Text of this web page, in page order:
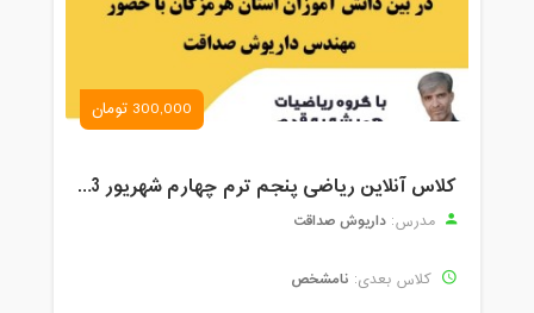
300,000 تومان
کلاس آنلاین ریاضی پنجم ترم چهارم شهریور 1403
مدرس: داریوش صداقت
کلاس بعدی: نامشخص